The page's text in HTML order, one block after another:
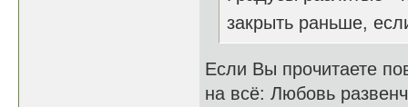
закрыть раньше,
Если Вы прочитаете
на всё: Любовь